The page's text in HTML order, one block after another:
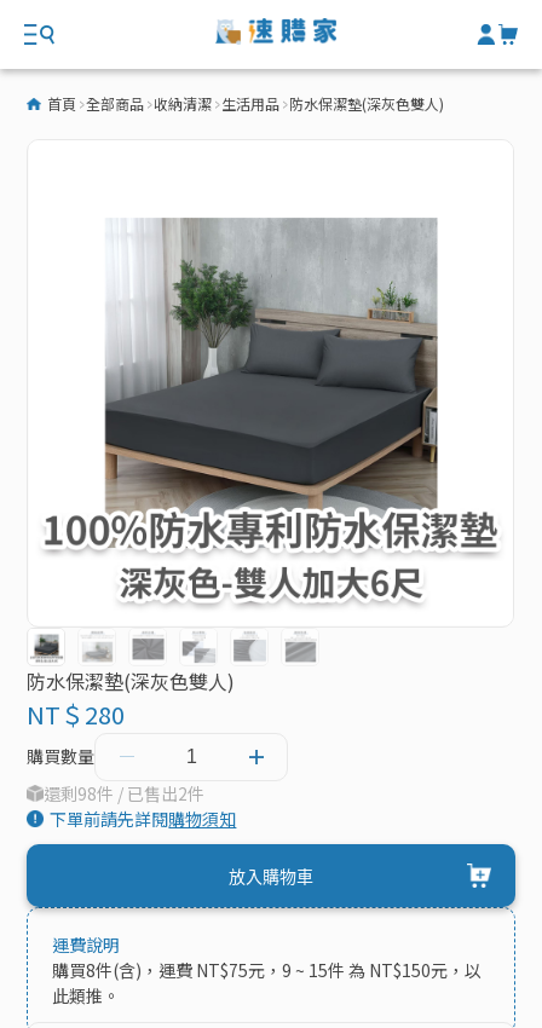
首頁 全部商品 收納清潔 生活用品 防水保潔墊(深灰色雙人)
防水保潔墊(深灰色雙人)
NT＄280
購買數量
還剩98件 / 已售出2件
下單前請先詳閱購物須知
放入購物車
運費說明
購買8件(含)，運費 NT$75元，9 ~ 15件 為 NT$150元，以
此類推。